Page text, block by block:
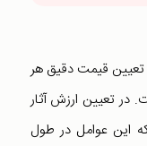
تعیین قیمت دقیق هر
در تعیین ارزش آثار
این عوامل در طول